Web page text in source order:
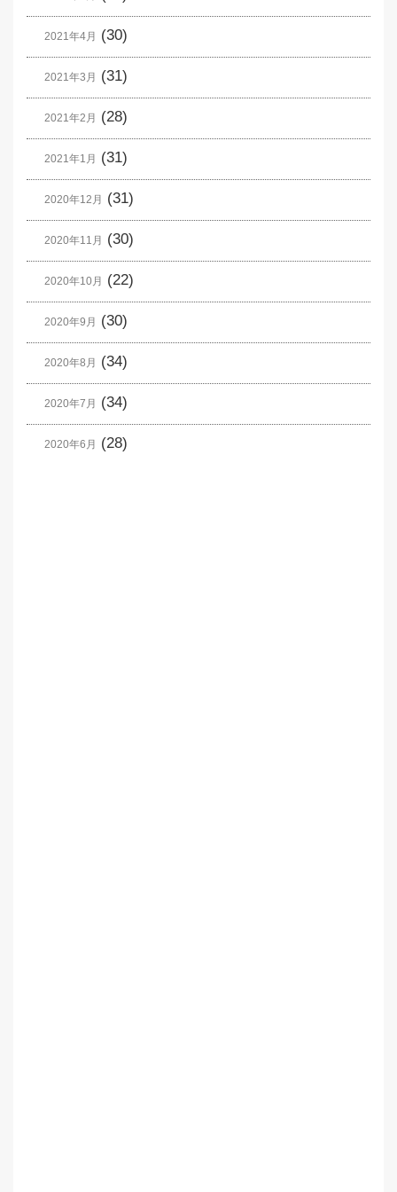
2021年4月 (30)
2021年3月 (31)
2021年2月 (28)
2021年1月 (31)
2020年12月 (31)
2020年11月 (30)
2020年10月 (22)
2020年9月 (30)
2020年8月 (34)
2020年7月 (34)
2020年6月 (28)